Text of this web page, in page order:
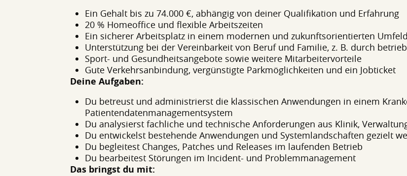
Ein Gehalt bis zu 74.000 €, abhängig von deiner Qualifikation und Erfahrung
20 % Homeoffice und flexible Arbeitszeiten
Ein sicherer Arbeitsplatz in einem modernen und zukunftsorientierten Umfeld
Unterstützung bei der Vereinbarkeit von Beruf und Familie, z. B. durch
Sport- und Gesundheitsangebote sowie weitere Mitarbeitervorteile
Gute Verkehrsanbindung, vergünstigte Parkmöglichkeiten und ein Jobticket
Deine Aufgaben:
Du betreust und administrierst die klassischen Anwendungen in einem
Patientendatenmanagementsystem
Du analysierst fachliche und technische Anforderungen aus Klinik,
Du entwickelst bestehende Anwendungen und Systemlandschaften gezielt
Du begleitest Changes, Patches und Releases im laufenden Betrieb
Du bearbeitest Störungen im Incident- und Problemmanagement
Das bringst du mit: